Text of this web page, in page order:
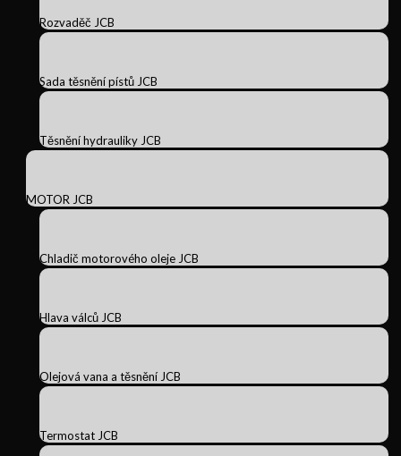
Rozvaděč JCB
Sada těsnění pístů JCB
Těsnění hydrauliky JCB
MOTOR JCB
Chladič motorového oleje JCB
Hlava válců JCB
Olejová vana a těsnění JCB
Termostat JCB